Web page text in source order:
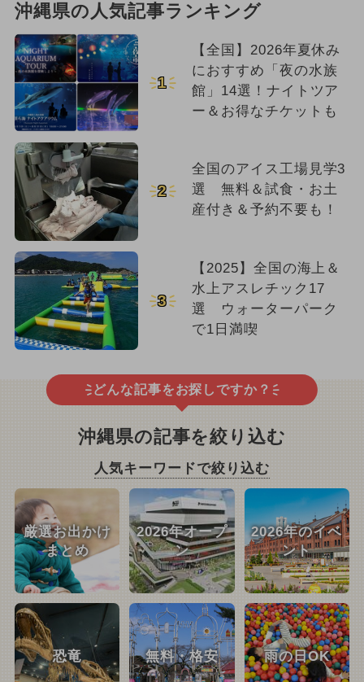
沖縄県の人気記事ランキング
1
【全国】2026年夏休み
におすすめ「夜の水族
館」14選！ナイトツア
ー＆お得なチケットも
2
全国のアイス工場見学3
選 無料＆試食・お土
産付き＆予約不要も！
3
【2025】全国の海上＆
水上アスレチック17
選 ウォーターパーク
で1日満喫
どんな記事をお探しですか？
沖縄県の記事を絞り込む
人気キーワードで絞り込む
厳選お出かけ
まとめ
2026年オープ
ン
2026年のイベ
ント
恐竜 無料・格安 雨の日OK